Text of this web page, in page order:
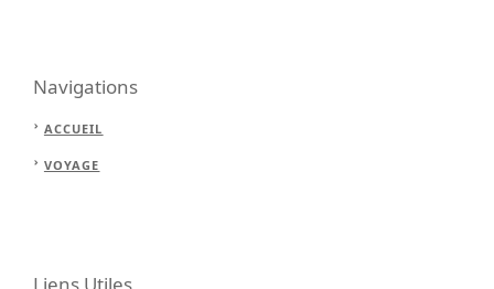
Navigations
ACCUEIL
VOYAGE